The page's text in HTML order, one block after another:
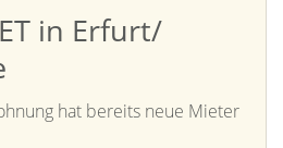
in Erfurt/
hat bereits neue Mieter